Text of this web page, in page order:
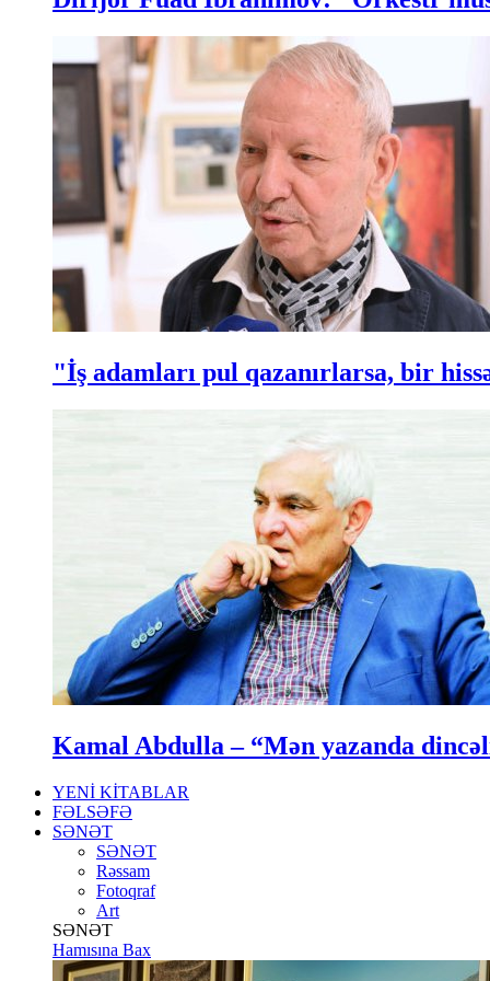
"İş adamları pul qazanırlarsa, bir
Kamal Abdulla – “Mən yazanda
YENİ KİTABLAR
FƏLSƏFƏ
SƏNƏT
SƏNƏT
Rəssam
Fotoqraf
Art
SƏNƏT
Hamısına Bax